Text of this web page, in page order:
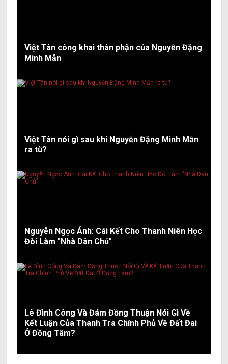
Việt Tân công khai thân phận của Nguyễn Đặng
Minh Mẫn
Việt Tân nói gì sau khi Nguyễn Đặng Minh Mẫn
ra tù?
Nguyễn Ngọc Ánh: Cái Kết Cho Thanh Niên Học
Đòi Làm "Nhà Dân Chủ"
Lê Đình Công Và Đám Đồng Thuận Nói Gì Về
Kết Luận Của Thanh Tra Chính Phủ Về Đất Đai
Ở Đồng Tâm?